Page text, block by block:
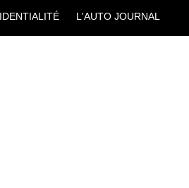
L'AUTO JOURNAL